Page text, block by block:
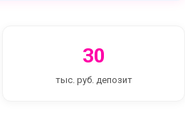
30
тыс. руб. депозит